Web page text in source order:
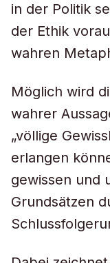
in der Politik
der Ethik
wahren
Möglich wird
wahrer
„völlige
erlangen
gewissen und
Grundsätzen